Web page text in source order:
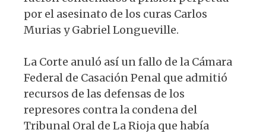
por el asesinato de los curas Carlos
Murias y Gabriel Longueville.
La Corte anuló así un fallo de la Cámara
Federal de Casación Penal que admitió
recursos de las defensas de los
represores contra la condena del
Tribunal Oral de La Rioja que había